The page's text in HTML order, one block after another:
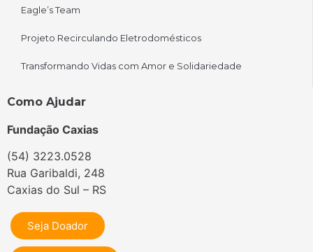
Eagle’s Team
Projeto Recirculando Eletrodomésticos
Transformando Vidas com Amor e Solidariedade
Como Ajudar
Fundação Caxias
(54) 3223.0528
Rua Garibaldi, 248
Caxias do Sul – RS
Seja Doador